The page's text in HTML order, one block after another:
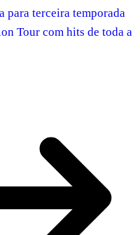
para terceira temporada
Tour com hits de toda a